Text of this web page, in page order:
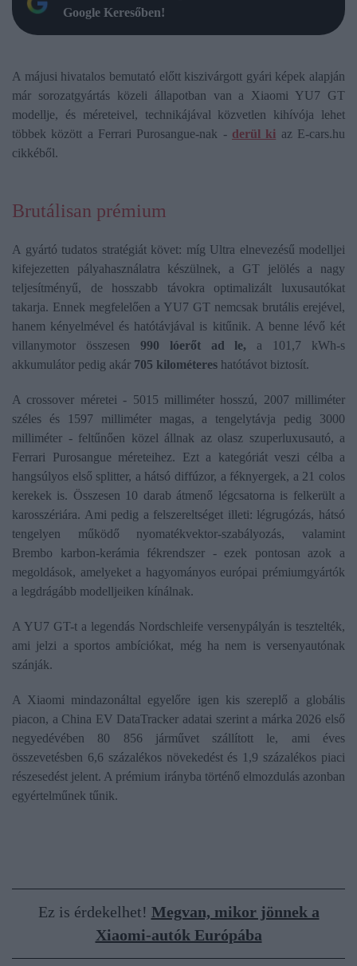
Google Keresőben!
A májusi hivatalos bemutató előtt kiszivárgott gyári képek alapján
már sorozatgyártás közeli állapotban van a Xiaomi YU7 GT
modellje, és méreteivel, technikájával közvetlen kihívója lehet
többek között a Ferrari Purosangue-nak - derül ki az E-cars.hu
cikkéből.
Brutálisan prémium
A gyártó tudatos stratégiát követ: míg Ultra elnevezésű modelljei
kifejezetten pályahasználatra készülnek, a GT jelölés a nagy
teljesítményű, de hosszabb távokra optimalizált luxusautókat
takarja. Ennek megfelelően a YU7 GT nemcsak brutális erejével,
hanem kényelmével és hatótávjával is kitűnik. A benne lévő két
villanymotor összesen 990 lóerőt ad le, a 101,7 kWh-s
akkumulátor pedig akár 705 kilométeres hatótávot biztosít.
A crossover méretei - 5015 milliméter hosszú, 2007 milliméter
széles és 1597 milliméter magas, a tengelytávja pedig 3000
milliméter - feltűnően közel állnak az olasz szuperluxusautó, a
Ferrari Purosangue méreteihez. Ezt a kategóriát veszi célba a
hangsúlyos első splitter, a hátsó diffúzor, a féknyergek, a 21 colos
kerekek is. Összesen 10 darab átmenő légcsatorna is felkerült a
karosszériára. Ami pedig a felszereltséget illeti: légrugózás, hátsó
tengelyen működő nyomatékvektor-szabályozás, valamint
Brembo karbon-kerámia fékrendszer - ezek pontosan azok a
megoldások, amelyeket a hagyományos európai prémiumgyártók
a legdrágább modelljeiken kínálnak.
A YU7 GT-t a legendás Nordschleife versenypályán is tesztelték,
ami jelzi a sportos ambíciókat, még ha nem is versenyautónak
szánják.
A Xiaomi mindazonáltal egyelőre igen kis szereplő a globális
piacon, a China EV DataTracker adatai szerint a márka 2026 első
negyedévében 80 856 járművet szállított le, ami éves
összevetésben 6,6 százalékos növekedést és 1,9 százalékos piaci
részesedést jelent. A prémium irányba történő elmozdulás azonban
egyértelműnek tűnik.
Ez is érdekelhet! Megvan, mikor jönnek a
Xiaomi-autók Európába